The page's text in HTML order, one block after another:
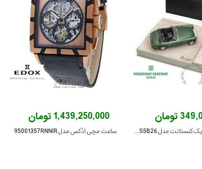
تومان
ساعت مچی فردریک کنستانت مدل FC-301HGRS5B26
1,439,250,000 تومان
ساعت مچی ادُکس مدل 95001357RNNIR